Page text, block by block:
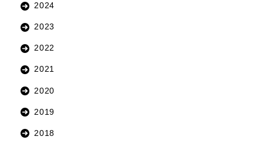
2024
2023
2022
2021
2020
2019
2018